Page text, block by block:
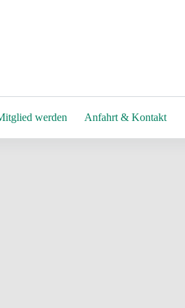
werden Anfahrt & Kontakt